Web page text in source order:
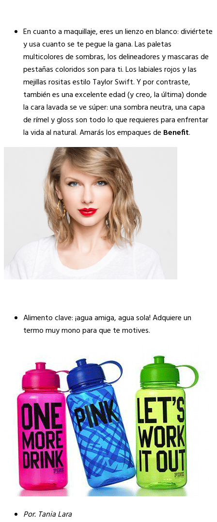
En cuanto a maquillaje, eres un lienzo en blanco: diviértete
y usa cuanto se te pegue la gana. Las paletas
multicolores de sombras, los delineadores y mascaras de
pestañas coloridos son para ti. Los labiales rojos y las
mejillas rositas estilo Taylor Swift. Y por contraste,
también es una excelente edad (y creo, la última) donde
la cara lavada se ve súper: una sombra neutra, una capa
de rímel y gloss son todo lo que requieres para enfrentar
la vida al natural. Amarás los empaques de Benefit.
Alimento clave: ¡agua amiga, agua sola! Adquiere un
termo muy mono para que te motives.
Por. Tania Lara